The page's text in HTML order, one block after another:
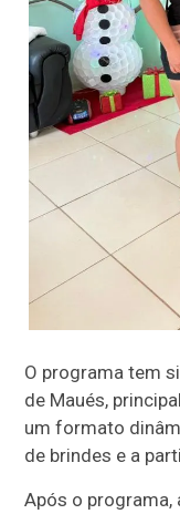
O programa tem
de Maués,
um formato
de brindes e a
Após o programa,